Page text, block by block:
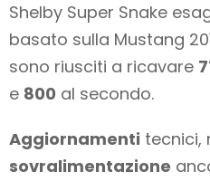
Shelby Super Snake
basato sulla Mustang
sono riusciti a ricavare
e 800 al secondo.
Aggiornamenti tecnici,
sovralimentazione